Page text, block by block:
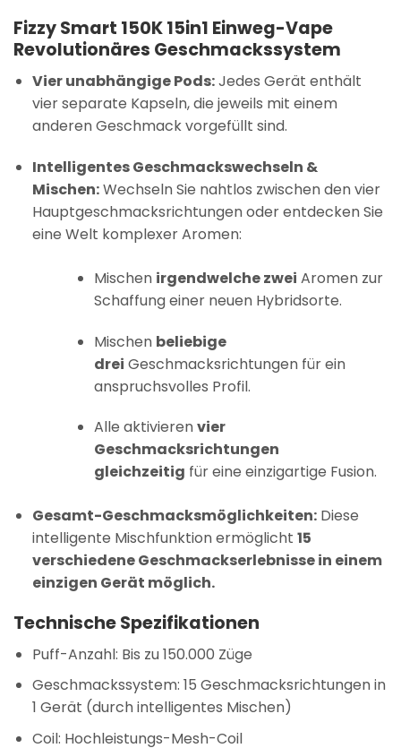
Fizzy Smart 150K 15in1 Einweg-Vape
Revolutionäres Geschmackssystem
Vier unabhängige Pods:Jedes Gerät enthält
vier separate Kapseln, die jeweils mit einem
anderen Geschmack vorgefüllt sind.
Intelligentes Geschmackswechseln &
Mischen:Wechseln Sie nahtlos zwischen den vier
Hauptgeschmacksrichtungen oder entdecken Sie
eine Welt komplexer Aromen:
Mischen irgendwelche zwei Aromen zur
Schaffung einer neuen Hybridsorte.
Mischen beliebige
drei Geschmacksrichtungen für ein
anspruchsvolles Profil.
Alle aktivierenvier
Geschmacksrichtungen
gleichzeitig für eine einzigartige Fusion.
Gesamt-Geschmacksmöglichkeiten:Diese
intelligente Mischfunktion ermöglicht 15
verschiedene Geschmackserlebnisse in einem
einzigen Gerät möglich.
Technische Spezifikationen
Puff-Anzahl: Bis zu 150.000 Züge
Geschmackssystem: 15 Geschmacksrichtungen in
1 Gerät (durch intelligentes Mischen)
Coil: Hochleistungs-Mesh-Coil